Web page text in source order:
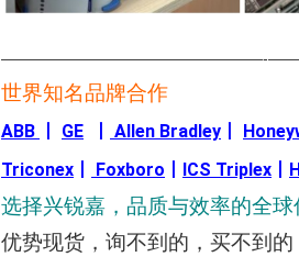
—————————————————-
世界知名品牌合作
ABB GE Allen Bradley
Triconex
Foxboro ICS Triplex
选择兴锐嘉，品质与效率的全球
优势现货，询不到的，买不到的